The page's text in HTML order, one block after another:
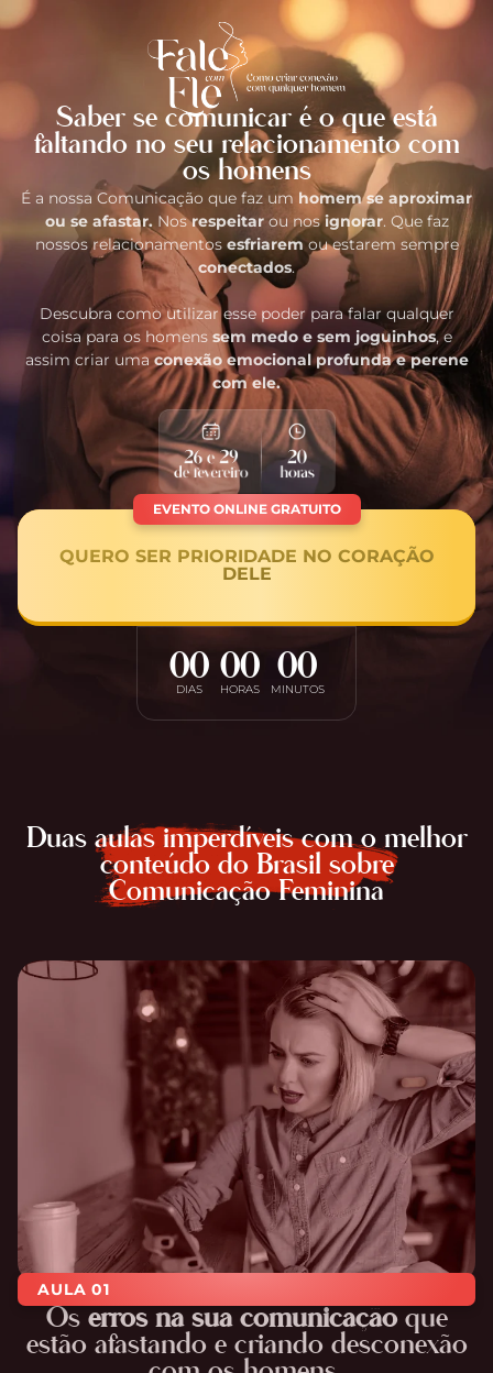
Saber se comunicar é o que está
faltando no seu relacionamento com
os homens
É a nossa Comunicação que faz um homem se aproximar
ou se afastar.Nosrespeitarou nosignorar. Que faz
nossos relacionamentos esfriaremou estarem sempre
conectados.
Descubra como utilizar esse poder para falar qualquer
coisa para os homens sem medo e sem joguinhos, e
assim criar umaconexão emocional profunda e perene
com ele.
EVENTO ONLINE GRATUITO
QUERO SER PRIORIDADE NO CORAÇÃO
DELE
00
DIAS
00
HORAS
00
MINUTOS
Duas aulas imperdíveis com o melhor
conteúdo do Brasil sobre
Comunicação Feminina
AULA 01
Os erros na sua comunicaçãoque
estão afastando e criando desconexão